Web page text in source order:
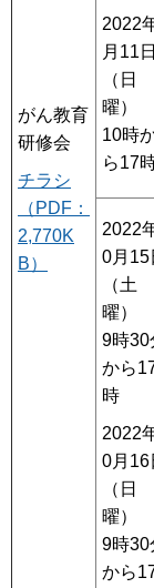
がん教育
研修会
チラシ
（PDF：
2,770K
B）
2022
月11日
（日
曜）
10時
ら17
2022
0月15
（土
曜）
9時30
から
時
2022
0月16
（日
曜）
9時30
から